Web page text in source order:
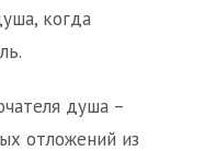
когда
душа –
отложений из